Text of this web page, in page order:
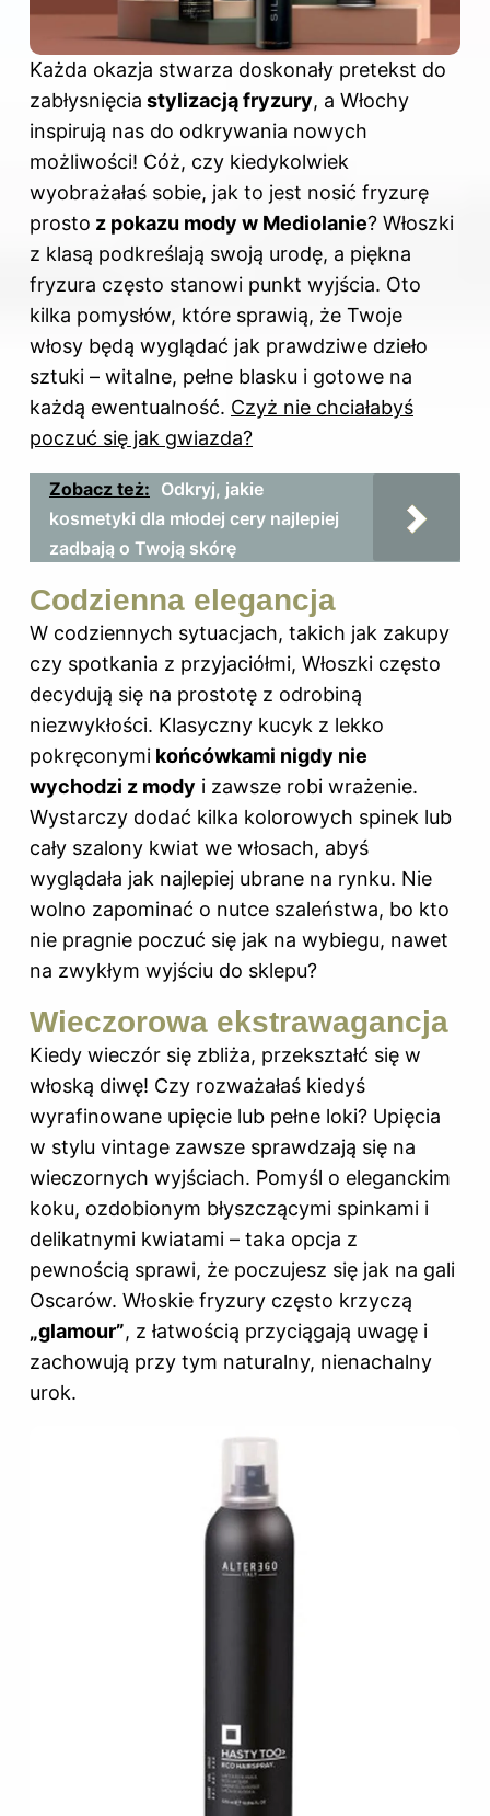
Każda okazja stwarza doskonały pretekst do
zabłysnięcia stylizacją fryzury, a Włochy
inspirują nas do odkrywania nowych
możliwości! Cóż, czy kiedykolwiek
wyobrażałaś sobie, jak to jest nosić fryzurę
prosto z pokazu mody w Mediolanie? Włoszki
z klasą podkreślają swoją urodę, a piękna
fryzura często stanowi punkt wyjścia. Oto
kilka pomysłów, które sprawią, że Twoje
włosy będą wyglądać jak prawdziwe dzieło
sztuki – witalne, pełne blasku i gotowe na
każdą ewentualność. Czyż nie chciałabyś
poczuć się jak gwiazda?
Zobacz też: Odkryj, jakie
kosmetyki dla młodej cery najlepiej
zadbają o Twoją skórę
Codzienna elegancja
W codziennych sytuacjach, takich jak zakupy
czy spotkania z przyjaciółmi, Włoszki często
decydują się na prostotę z odrobiną
niezwykłości. Klasyczny kucyk z lekko
pokręconymi końcówkami nigdy nie
wychodzi z mody i zawsze robi wrażenie.
Wystarczy dodać kilka kolorowych spinek lub
cały szalony kwiat we włosach, abyś
wyglądała jak najlepiej ubrane na rynku. Nie
wolno zapominać o nutce szaleństwa, bo kto
nie pragnie poczuć się jak na wybiegu, nawet
na zwykłym wyjściu do sklepu?
Wieczorowa ekstrawagancja
Kiedy wieczór się zbliża, przekształć się w
włoską diwę! Czy rozważałaś kiedyś
wyrafinowane upięcie lub pełne loki? Upięcia
w stylu vintage zawsze sprawdzają się na
wieczornych wyjściach. Pomyśl o eleganckim
koku, ozdobionym błyszczącymi spinkami i
delikatnymi kwiatami – taka opcja z
pewnością sprawi, że poczujesz się jak na gali
Oscarów. Włoskie fryzury często krzyczą
„glamour”, z łatwością przyciągają uwagę i
zachowują przy tym naturalny, nienachalny
urok.